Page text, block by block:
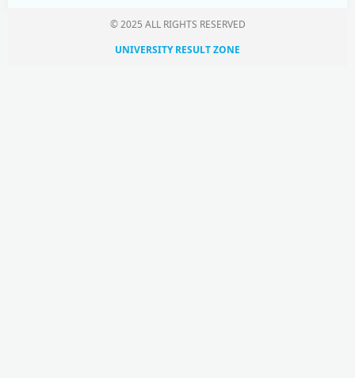
© 2025 ALL RIGHTS RESERVED​
UNIVERSITY RESULT ZONE